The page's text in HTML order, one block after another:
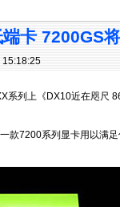
卡 7200GS
15:18:25
列上《DX10近在咫尺
7200系列显卡用以满足